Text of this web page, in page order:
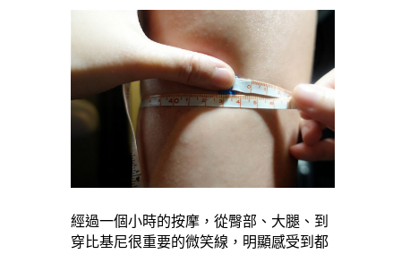
經過一個小時的按摩，從臀部、大腿、到
穿比基尼很重要的微笑線，明顯感受到都